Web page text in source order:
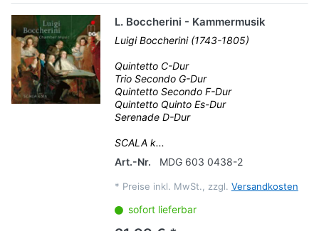
L. Boccherini - Kammermusik
Luigi Boccherini (1743-1805)
Quintetto C-Dur
Trio Secondo G-Dur
Quintetto Secondo F-Dur
Quintetto Quinto Es-Dur
Serenade D-Dur
SCALA k...
Art.-Nr.
MDG 603 0438-2
* Preise inkl. MwSt., zzgl. Versandkosten
sofort lieferbar